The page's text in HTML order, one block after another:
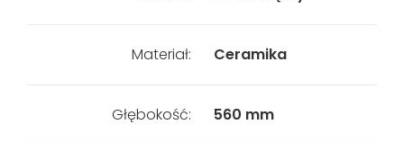
Materiał: Ceramika
Głębokość: 560 mm